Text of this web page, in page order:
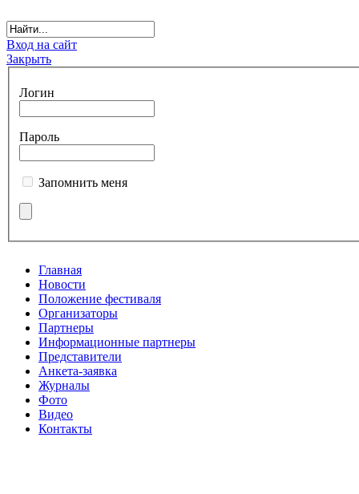
Вход на сайт
Закрыть
Логин
Пароль
Запомнить меня
Главная
Новости
Положение фестиваля
Организаторы
Партнеры
Информационные партнеры
Представители
Анкета-заявка
Журналы
Фото
Видео
Контакты